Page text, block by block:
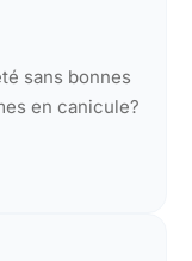
sans bonnes
en canicule?